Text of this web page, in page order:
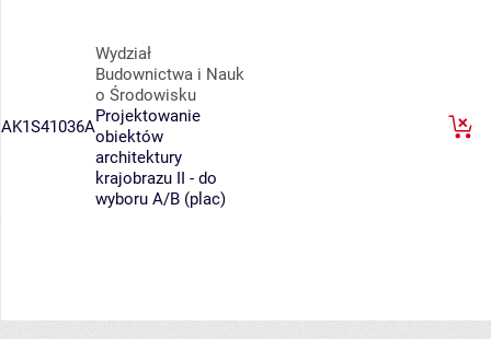
AK1S41036A
Wydział
Budownictwa i Nauk
o Środowisku
Projektowanie
obiektów
architektury
krajobrazu II - do
wyboru A/B (plac)